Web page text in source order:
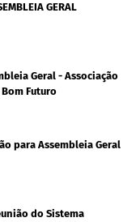
GERAL
Geral - Associação
Futuro
para Assembleia Geral
do Sistema